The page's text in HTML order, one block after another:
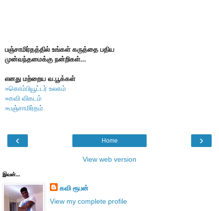
பஞ்சாமிர்தத்தில் உங்கள் கருத்தை பதிய
முன்வந்தமைக்கு நன்றிகள்...
எனது மற்றைய வ.பூக்கள்
»கொம்பியூட்டர் உலகம்
»கவி விகடம்
»பஞ்சாமிர்தம்
‹ ›
Home
View web version
இவன்...
கவி ரூபன்
View my complete profile